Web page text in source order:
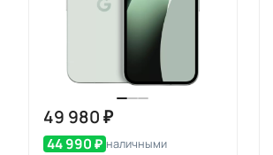
49 980 ₽
44 990 ₽ наличными